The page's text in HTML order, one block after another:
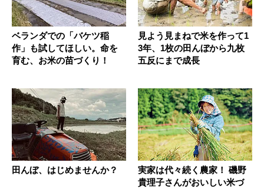
ベランダでの「バケツ稲
作」も試してほしい。命を
育む、お米の苗づくり！
見よう見まねで米を作って1
3年、1枚の田んぼから九枚
五反にまで成長
田んぼ、はじめませんか？
実家は代々続く農家！ 磯野
貴理子さんがおいしい米づ